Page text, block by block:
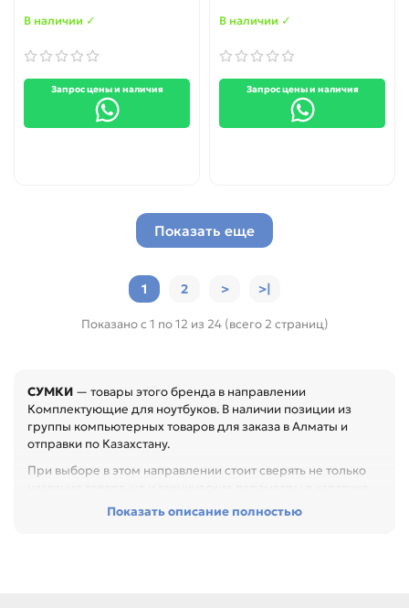
В наличии ✓
Запрос цены и наличия
В наличии ✓
Запрос цены и наличия
Показать еще
1 2 > >|
Показано с 1 по 12 из 24 (всего 2 страниц)
СУМКИ — товары этого бренда в направлении
Комплектующие для ноутбуков. В наличии позиции из
группы компьютерных товаров для заказа в Алматы и
отправки по Казахстану.
При выборе в этом направлении стоит сверять не только
Перед покупкой проверьте интерфейс, форм-фактор,
Показать описание полностью